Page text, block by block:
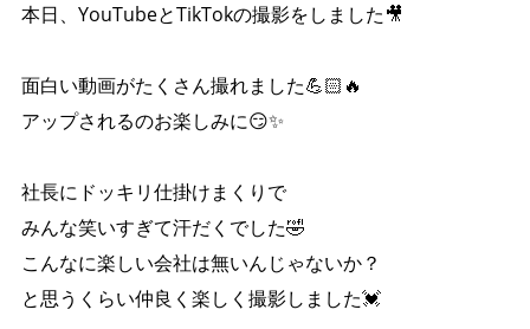
本日、YouTubeとTikTokの撮影をしました🎥
面白い動画がたくさん撮れました💪🏻🔥
アップされるのお楽しみに😏✨
社長にドッキリ仕掛けまくりで
みんな笑いすぎて汗だくでした🤣
こんなに楽しい会社は無いんじゃないか？
と思うくらい仲良く楽しく撮影しました💓